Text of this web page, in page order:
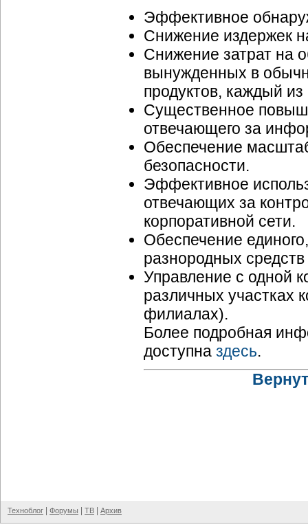
Эффективное
Снижение издержек
Снижение затрат на
вынужденных в
продуктов, каждый
Существенное
отвечающего за
Обеспечение
безопасности.
Эффективное
отвечающих за
корпоративной сети.
Обеспечение
разнородных
Управление с одной
различных участках
филиалах).
Более подробная
доступна здесь.
Техноблог Форумы ТВ Архив